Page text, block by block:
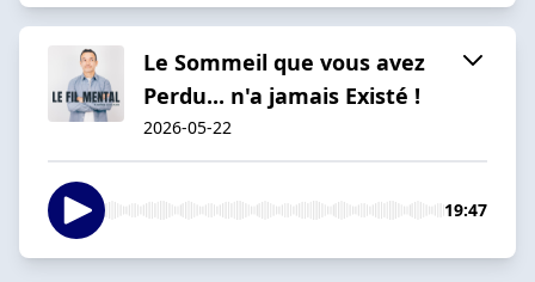
Le Sommeil que vous avez
Perdu... n'a jamais Existé !
2026-05-22
19:47